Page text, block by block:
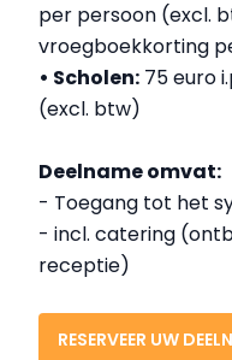
per persoon (excl.
vroegboekkorting
• Scholen: 75 euro
(excl. btw)
Deelname omvat:
- Toegang tot het
- incl. catering
receptie)
RESERVEER UW